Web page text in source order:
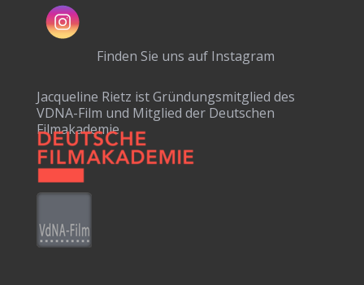
Finden Sie uns auf Instagram
Jacqueline Rietz ist Gründungsmitglied des
VDNA-Film und Mitglied der Deutschen
Filmakademie